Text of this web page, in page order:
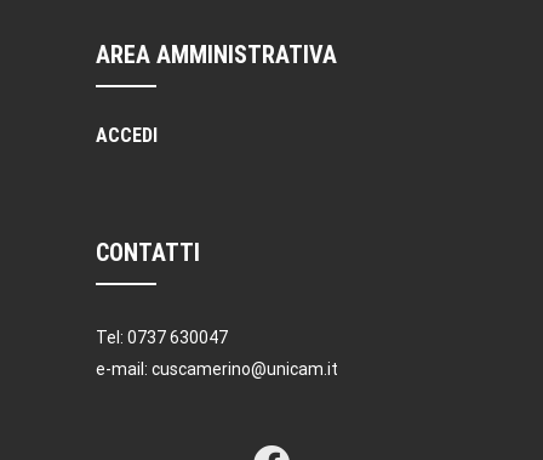
AREA AMMINISTRATIVA
ACCEDI
CONTATTI
Tel: 0737 630047
e-mail: cuscamerino@unicam.it